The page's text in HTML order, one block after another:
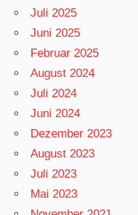
Juli 2025
Juni 2025
Februar 2025
August 2024
Juli 2024
Juni 2024
Dezember 2023
August 2023
Juli 2023
Mai 2023